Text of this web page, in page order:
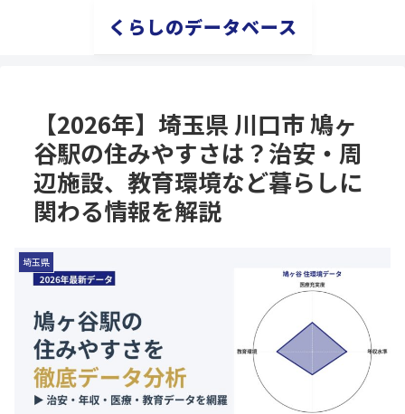
くらしのデータベース
【2026年】埼玉県 川口市 鳩ヶ
谷駅の住みやすさは？治安・周
辺施設、教育環境など暮らしに
関わる情報を解説
埼玉県